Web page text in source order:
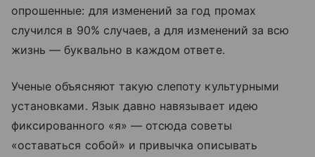
опрошенные: для изменений за год промах
случился в 90% случаев, а для изменений за всю
жизнь — буквально в каждом ответе.
Ученые объясняют такую слепоту культурными
установками. Язык давно навязывает идею
фиксированного «я» — отсюда советы
«оставаться собой» и привычка описывать